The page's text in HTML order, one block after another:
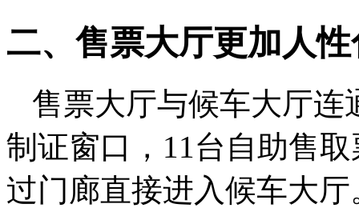
二、售票大厅更加人性
售票大厅与候车大厅连
制证窗口，11台自助售
过门廊直接进入候车大厅